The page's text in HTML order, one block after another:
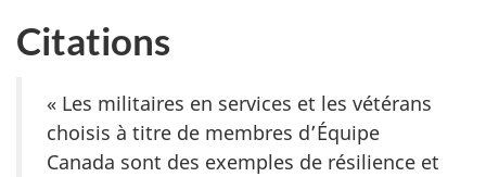
Citations
« Les militaires en services et les vétérans
choisis à titre de membres d’Équipe
Canada sont des exemples de résilience et